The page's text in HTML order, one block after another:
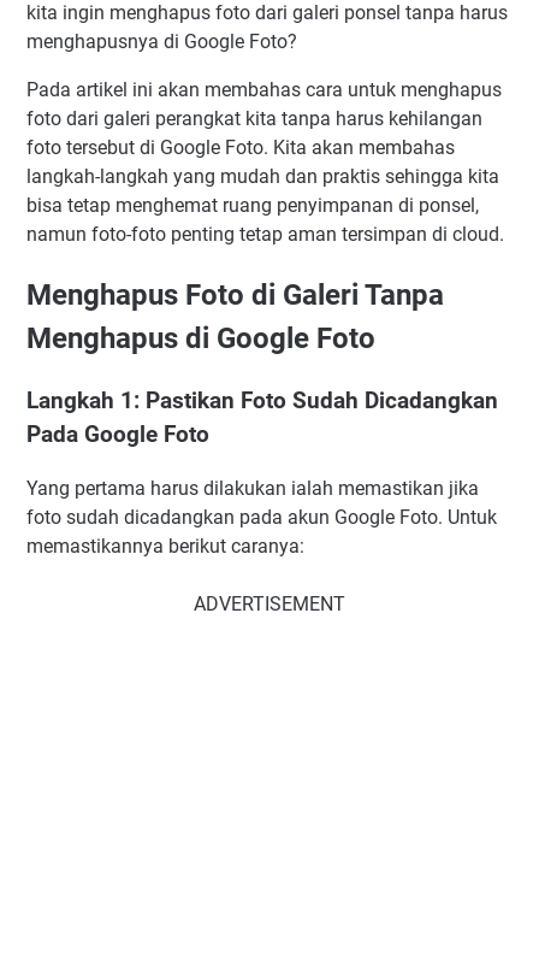
kita ingin menghapus foto dari galeri ponsel tanpa harus
menghapusnya di Google Foto?
Pada artikel ini akan membahas cara untuk menghapus
foto dari galeri perangkat kita tanpa harus kehilangan
foto tersebut di Google Foto. Kita akan membahas
langkah-langkah yang mudah dan praktis sehingga kita
bisa tetap menghemat ruang penyimpanan di ponsel,
namun foto-foto penting tetap aman tersimpan di cloud.
Menghapus Foto di Galeri Tanpa
Menghapus di Google Foto
Langkah 1: Pastikan Foto Sudah Dicadangkan
Pada Google Foto
Yang pertama harus dilakukan ialah memastikan jika
foto sudah dicadangkan pada akun Google Foto. Untuk
memastikannya berikut caranya:
ADVERTISEMENT